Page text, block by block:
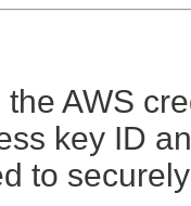
AWS
key ID
to